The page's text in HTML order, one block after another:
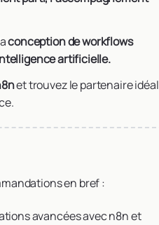
conception de workflows
artificielle.
et trouvez le partenaire idéal
en bref :
avancées avec n8n et